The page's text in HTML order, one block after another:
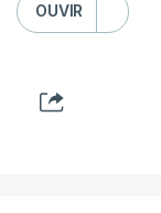
OUVIR